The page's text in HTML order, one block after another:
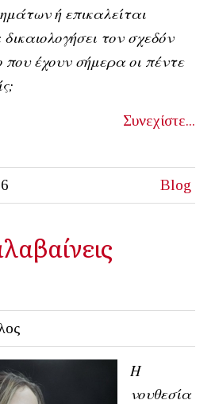
ή επικαλείται
τον σχεδόν
που έχουν σήμερα οι πέντε
Συνεχίστε...
Blog
Η
νουθεσία